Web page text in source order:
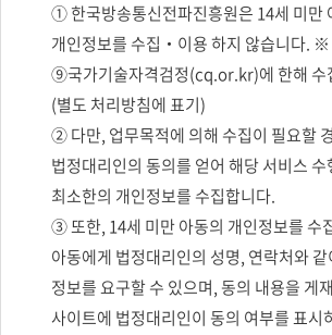
① 한국방송통신전파진흥원은 14세 미만
개인정보를 수집‧이용 하지 않습니다. ※
⑨국가기술자격검정(cq.or.kr)에 한해
(별도 처리방침에 표기)
② 다만, 업무목적에 의해 수집이 필요할
법정대리인의 동의를 얻어 해당 서비스
최소한의 개인정보를 수집합니다.
③ 또한, 14세 미만 아동의 개인정보를 수
아동에게 법정대리인의 성명, 연락처와 같
정보를 요구할 수 있으며, 동의 내용을 게
사이트에 법정대리인이 동의 여부를 표시